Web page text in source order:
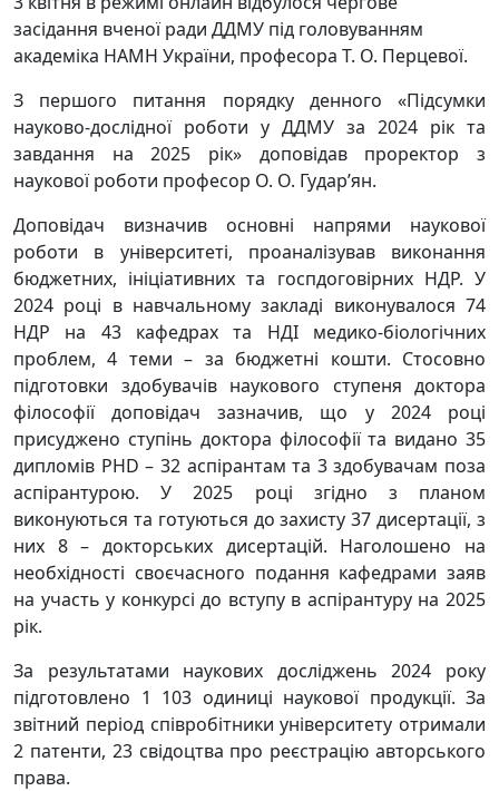
засідання вченої ради ДДМУ під головуванням
академіка НАМН України, професора Т. О. Перцевої.
З першого питання порядку денного «Підсумки
науково-дослідної роботи у ДДМУ за 2024 рік та
завдання на 2025 рік» доповідав проректор з
наукової роботи професор О. О. Гудар’ян.
Доповідач визначив основні напрями наукової
роботи в університеті, проаналізував виконання
бюджетних, ініціативних та госпдоговірних НДР. У
2024 році в навчальному закладі виконувалося 74
НДР на 43 кафедрах та НДІ медико-біологічних
проблем, 4 теми – за бюджетні кошти. Стосовно
підготовки здобувачів наукового ступеня доктора
філософії доповідач зазначив, що у 2024 році
присуджено ступінь доктора філософії та видано 35
дипломів PHD – 32 аспірантам та 3 здобувачам поза
аспірантурою. У 2025 році згідно з планом
виконуються та готуються до захисту 37 дисертації, з
них 8 – докторських дисертацій. Наголошено на
необхідності своєчасного подання кафедрами заяв
на участь у конкурсі до вступу в аспірантуру на 2025
рік.
За результатами наукових досліджень 2024 року
підготовлено 1 103 одиниці наукової продукції. За
звітний період співробітники університету отримали
2 патенти, 23 свідоцтва про реєстрацію авторського
права.